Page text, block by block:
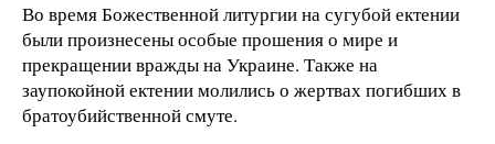
Во время Божественной литургии на сугубой ектении
были произнесены особые прошения о мире и
прекращении вражды на Украине. Также на
заупокойной ектении молились о жертвах погибших в
братоубийственной смуте.